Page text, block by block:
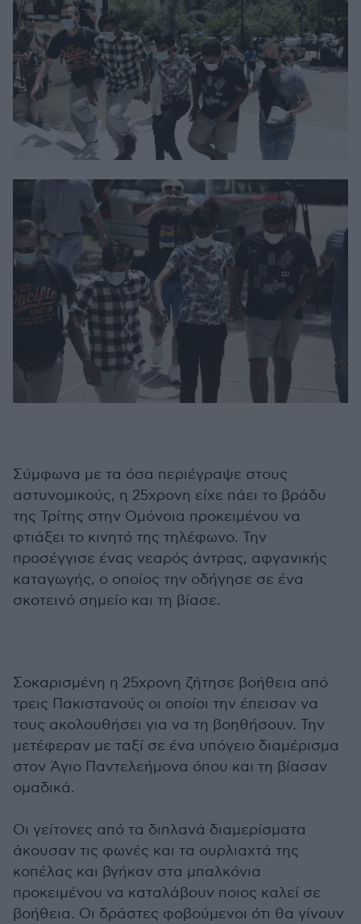
Σύμφωνα με τα όσα περιέγραψε στους
αστυνομικούς, η 25χρονη είχε πάει το βράδυ
της Τρίτης στην Ομόνοια προκειμένου να
φτιάξει το κινητό της τηλέφωνο. Την
προσέγγισε ένας νεαρός άντρας, αφγανικής
καταγωγής, ο οποίος την οδήγησε σε ένα
σκοτεινό σημείο και τη βίασε.
Σοκαρισμένη η 25χρονη ζήτησε βοήθεια από
τρεις Πακιστανούς οι οποίοι την έπεισαν να
τους ακολουθήσει για να τη βοηθήσουν. Την
μετέφεραν με ταξί σε ένα υπόγειο διαμέρισμα
στον Άγιο Παντελεήμονα όπου και τη βίασαν
ομαδικά.
Οι γείτονες από τα διπλανά διαμερίσματα
άκουσαν τις φωνές και τα ουρλιαχτά της
κοπέλας και βγήκαν στα μπαλκόνια
προκειμένου να καταλάβουν ποιος καλεί σε
βοήθεια. Οι δράστες φοβούμενοι ότι θα γίνουν